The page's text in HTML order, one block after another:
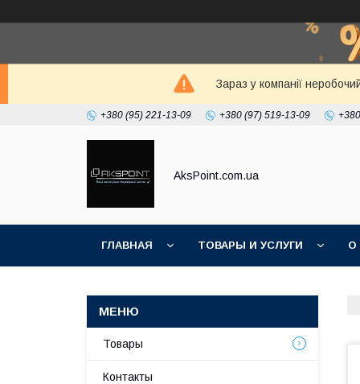
Зараз у компанії
+380 (95) 221-13-09 +380 (97) 519-13-09
AksPoint.com.ua
ГЛАВНАЯ ТОВАРЫ И УСЛУГИ О
Товары
Контакты